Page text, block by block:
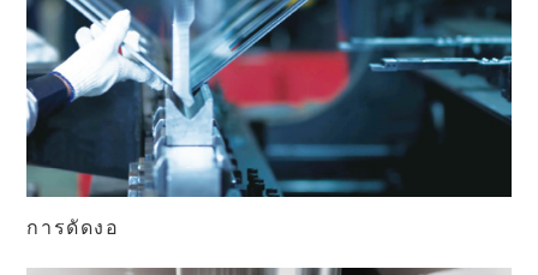
การดัดงอ